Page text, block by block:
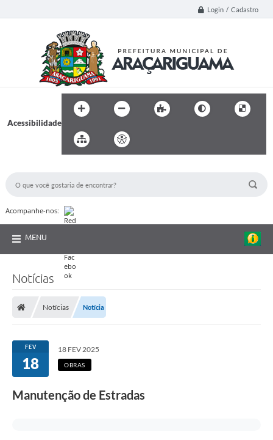
Login / Cadastro
Acessibilidade
Acompanhe-nos:
MENU
Notícias
Notícias Notícia
FEV
18
18 FEV 2025
OBRAS
Manutenção de Estradas